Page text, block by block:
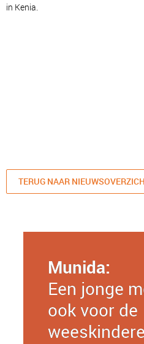
in Kenia.
TERUG NAAR
Munida:
Een jonge
ook voor de